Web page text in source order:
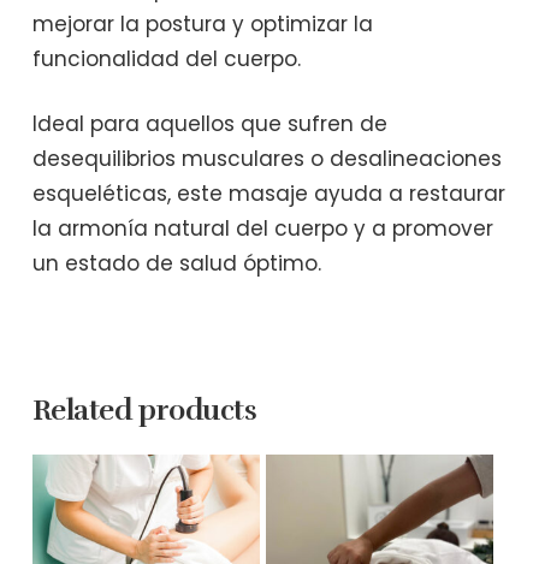
mejorar la postura y optimizar la
funcionalidad del cuerpo.
Ideal para aquellos que sufren de
desequilibrios musculares o desalineaciones
esqueléticas, este masaje ayuda a restaurar
la armonía natural del cuerpo y a promover
un estado de salud óptimo.
Related products